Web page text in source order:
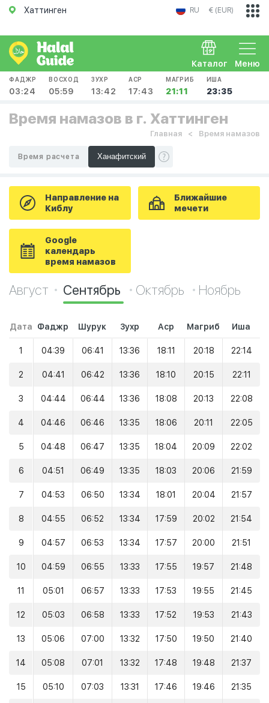
Хаттинген RU € (EUR)
Меню
Каталог
ФАДЖР
03:24
ВОСХОД
05:59
ЗУХР
13:42
АСР
17:43
МАГРИБ
21:11
ИША
23:35
Время намазов в г. Хаттинген
Главная Время намазов
Время расчета
Направление на
Киблу
Ближайшие
мечети
Google
календарь
время намазов
Август Сентябрь Октябрь Ноябрь
Дата Фаджр Шурук Зухр Аср Магриб Иша
1 04:39 06:41 13:36 18:11 20:18 22:14
2 04:41 06:42 13:36 18:10 20:15 22:11
3 04:44 06:44 13:36 18:08 20:13 22:08
4 04:46 06:46 13:35 18:06 20:11 22:05
5 04:48 06:47 13:35 18:04 20:09 22:02
6 04:51 06:49 13:35 18:03 20:06 21:59
7 04:53 06:50 13:34 18:01 20:04 21:57
8 04:55 06:52 13:34 17:59 20:02 21:54
9 04:57 06:53 13:34 17:57 20:00 21:51
10 04:59 06:55 13:33 17:55 19:57 21:48
11 05:01 06:57 13:33 17:53 19:55 21:45
12 05:03 06:58 13:33 17:52 19:53 21:43
13 05:06 07:00 13:32 17:50 19:50 21:40
14 05:08 07:01 13:32 17:48 19:48 21:37
15 05:10 07:03 13:31 17:46 19:46 21:35